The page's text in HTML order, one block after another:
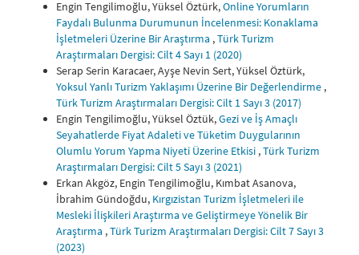
Engin Tengilimoğlu, Yüksel Öztürk,Online Yorumların
Faydalı Bulunma Durumunun İncelenmesi: Konaklama
İşletmeleri Üzerine Bir Araştırma ,Türk Turizm
Araştırmaları Dergisi: Cilt 4 Sayı 1 (2020)
Serap Serin Karacaer, Ayşe Nevin Sert, Yüksel Öztürk,
Yoksul Yanlı Turizm Yaklaşımı Üzerine Bir Değerlendirme ,
Türk Turizm Araştırmaları Dergisi: Cilt 1 Sayı 3 (2017)
Engin Tengilimoğlu, Yüksel Öztük,Gezi ve İş Amaçlı
Seyahatlerde Fiyat Adaleti ve Tüketim Duygularının
Olumlu Yorum Yapma Niyeti Üzerine Etkisi ,Türk Turizm
Araştırmaları Dergisi: Cilt 5 Sayı 3 (2021)
Erkan Akgöz, Engin Tengilimoğlu, Kımbat Asanova,
İbrahim Gündoğdu, Kırgızistan Turizm İşletmeleri ile
Mesleki İlişkileri Araştırma ve Geliştirmeye Yönelik Bir
Araştırma ,Türk Turizm Araştırmaları Dergisi: Cilt 7 Sayı 3
(2023)